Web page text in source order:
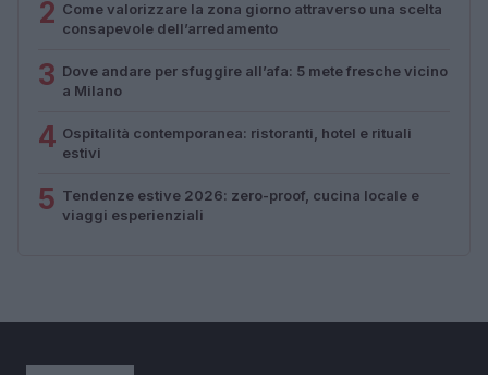
2 Come valorizzare la zona giorno attraverso una scelta
consapevole dell’arredamento
3 Dove andare per sfuggire all’afa: 5 mete fresche vicino
a Milano
4 Ospitalità contemporanea: ristoranti, hotel e rituali
estivi
5 Tendenze estive 2026: zero-proof, cucina locale e
viaggi esperienziali